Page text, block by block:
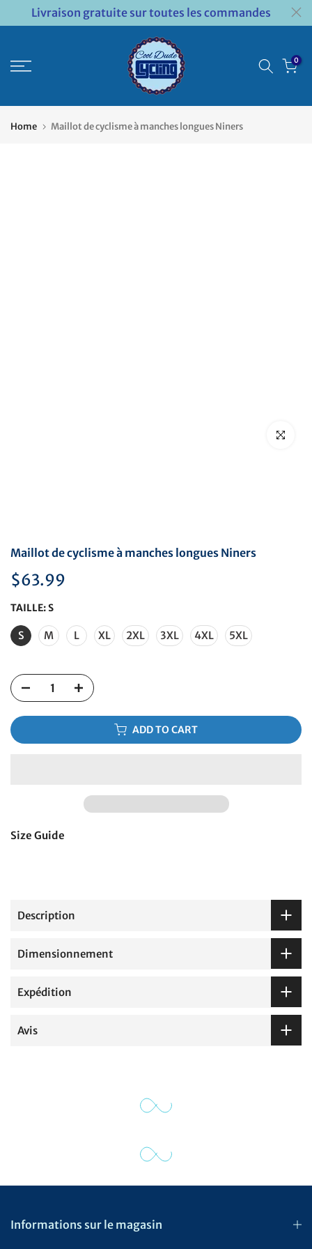
PasserLivraison gratuite sur toutes les commandes
0
Home Maillot de cyclisme à manches longues Niners
Cliquez
Maillot de cyclisme à manches longues Niners
$63.99
TAILLE:S
S M L XL 2XL 3XL 4XL 5XL
ADD TO CART
Size Guide
Description
Dimensionnement
Expédition
Avis
Informations sur le magasin